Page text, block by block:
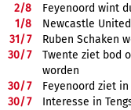
2/8
Feyenoord wint
1/8
Newcastle
31/7
Ruben Schaken
30/7
Twente ziet bod
worden
30/7
Feyenoord ziet in
30/7
Interesse in